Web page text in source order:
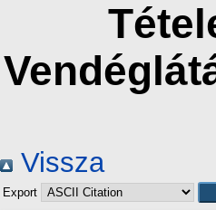
Vissza
Export